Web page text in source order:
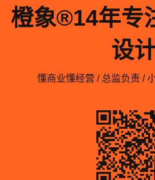
橙象®️14年专
设
懂商业懂经营 / 总监负责 /